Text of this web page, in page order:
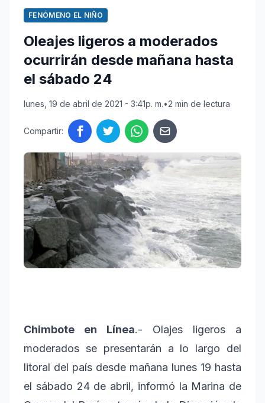
FENÓMENO EL NIÑO
Oleajes ligeros a moderados
ocurrirán desde mañana hasta
el sábado 24
lunes, 19 de abril de 2021 - 3:41p. m.•2 min de lectura
Compartir:
Chimbote en Línea.- Olajes ligeros a
moderados se presentarán a lo largo del
litoral del país desde mañana lunes 19 hasta
el sábado 24 de abril, informó la Marina de